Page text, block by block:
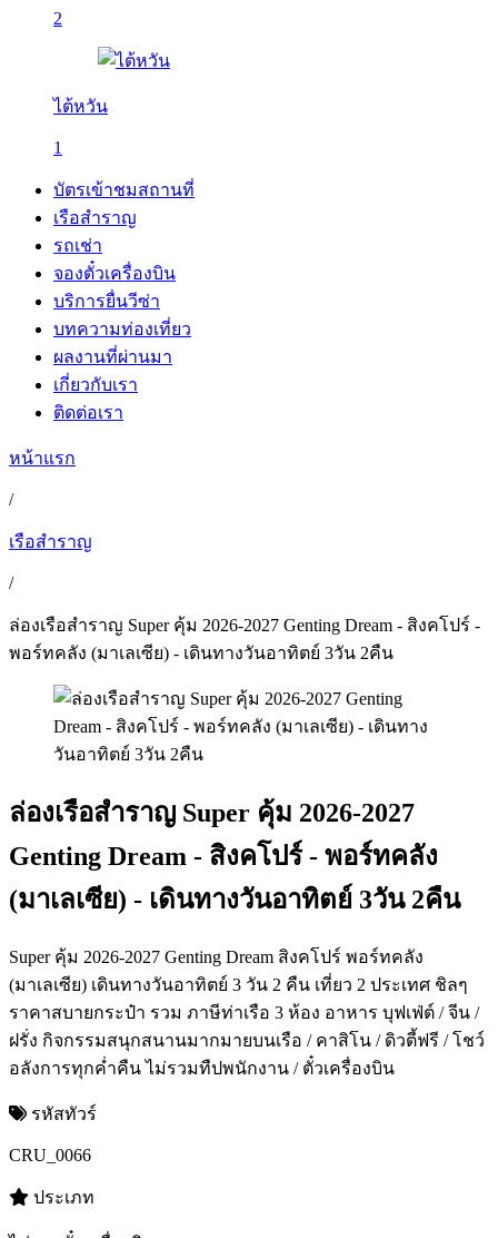
2
ไต้หวัน
1
บัตรเข้าชมสถานที่
เรือสำราญ
รถเช่า
จองตั๋วเครื่องบิน
บริการยื่นวีซ่า
บทความท่องเที่ยว
ผลงานที่ผ่านมา
เกี่ยวกับเรา
ติดต่อเรา
หน้าแรก
/
เรือสำราญ
/
ล่องเรือสำราญ Super คุ้ม 2026-2027 Genting Dream - สิงคโปร์ -
พอร์ทคลัง (มาเลเซีย) - เดินทางวันอาทิตย์ 3วัน 2คืน
ล่องเรือสำราญ Super คุ้ม 2026-2027
Genting Dream - สิงคโปร์ - พอร์ทคลัง
(มาเลเซีย) - เดินทางวันอาทิตย์ 3วัน 2คืน
Super คุ้ม 2026-2027 Genting Dream สิงคโปร์ พอร์ทคลัง
(มาเลเซีย) เดินทางวันอาทิตย์ 3 วัน 2 คืน เที่ยว 2 ประเทศ ชิลๆ
ราคาสบายกระป๋า รวม ภาษีท่าเรือ 3 ห้อง อาหาร บุฟเฟ่ต์ / จีน /
ฝรั่ง กิจกรรมสนุกสนานมากมายบนเรือ / คาสิโน / ดิวตี้ฟรี / โชว์
อลังการทุกค่ำคืน ไม่รวมทืปพนักงาน / ตั๋วเครื่องบิน
รหัสทัวร์
CRU_0066
ประเภท